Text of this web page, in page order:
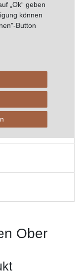
Ober
„Ok“ geben
können
Button